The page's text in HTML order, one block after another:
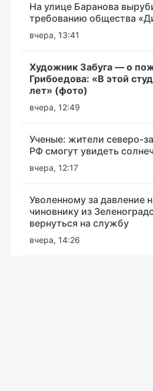
На улице Баранова
требованию общества
вчера, 13:41
Художник Забуга — о
Грибоедова: «В этой
лет» (фото)
вчера, 12:49
Ученые: жители северо-
РФ смогут увидеть
вчера, 12:17
Уволенному за давление
чиновнику из
вернуться на службу
вчера, 14:26